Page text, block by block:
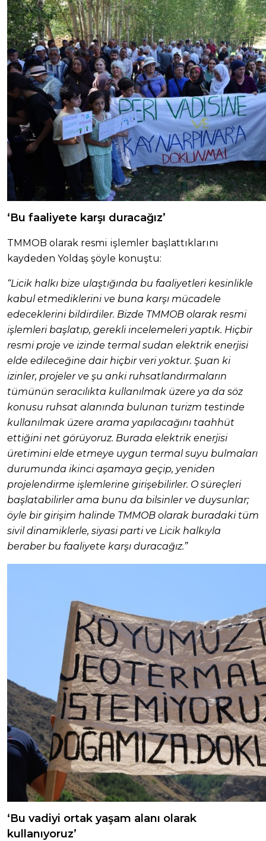
‘Bu faaliyete karşı duracağız’
TMMOB olarak resmi işlemler başlattıklarını
kaydeden Yoldaş şöyle konuştu:
“Licik halkı bize ulaştığında bu faaliyetleri kesinlikle
kabul etmediklerini ve buna karşı mücadele
edeceklerini bildirdiler. Bizde TMMOB olarak resmi
işlemleri başlatıp, gerekli incelemeleri yaptık. Hiçbir
resmi proje ve izinde termal sudan elektrik enerjisi
elde edileceğine dair hiçbir veri yoktur. Şuan ki
izinler, projeler ve şu anki ruhsatlandırmaların
tümünün seracılıkta kullanılmak üzere ya da söz
konusu ruhsat alanında bulunan turizm testinde
kullanılmak üzere arama yapılacağını taahhüt
ettiğini net görüyoruz. Burada elektrik enerjisi
üretimini elde etmeye uygun termal suyu bulmaları
durumunda ikinci aşamaya geçip, yeniden
projelendirme işlemlerine girişebilirler. O süreçleri
başlatabilirler ama bunu da bilsinler ve duysunlar;
öyle bir girişim halinde TMMOB olarak buradaki tüm
sivil dinamiklerle, siyasi parti ve Licik halkıyla
beraber bu faaliyete karşı duracağız.”
‘Bu vadiyi ortak yaşam alanı olarak
kullanıyoruz’